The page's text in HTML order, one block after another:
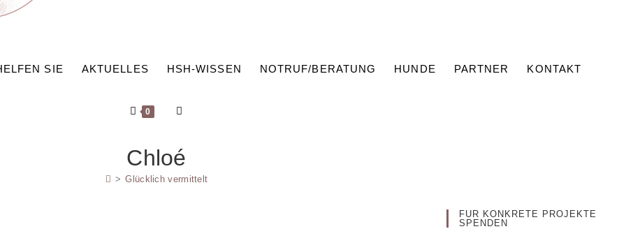
SIE AKTUELLES HSH-WISSEN NOTRUF/BERATUNG HUNDE PARTNER KONTAKT
0 WEBSITE-
SUCHE
Chloé
> Glücklich vermittelt
FÜR KONKRETE PROJEKTE
SPENDEN